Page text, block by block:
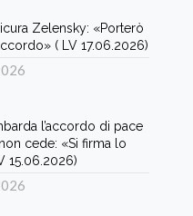
Zelensky: «Porterò
( LV 17.06.2026)
l’accordo di pace
cede: «Si firma lo
15.06.2026)